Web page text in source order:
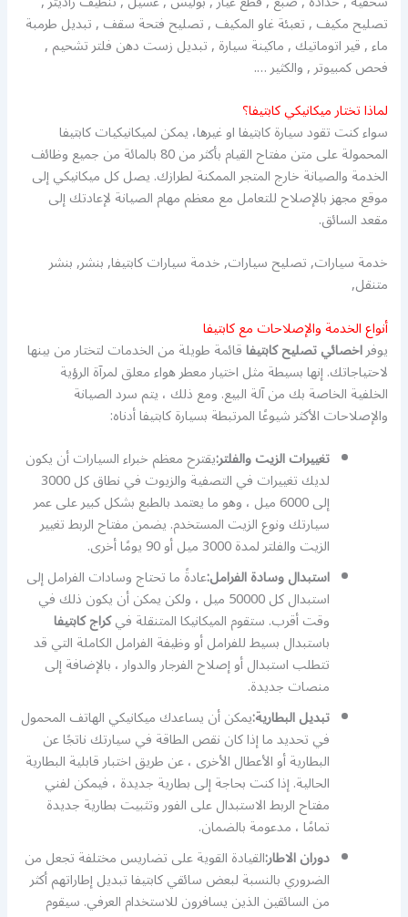
تصليح مكيف , تعبئة غاو المكيف , تصليح فتحة سقف , تبديل طرمبة
ماء , قير اتوماتيك , ماكينة سيارة , تبديل زست دهن فلتر تشحيم ,
فحص كمبيوتر , والكثير ….
لماذا تختار ميكانيكي كابتيفا؟
سواء كنت تقود سيارة كابتيفا او غيرها، يمكن لميكانيكيات كابتيفا
المحمولة على متن مفتاح القيام بأكثر من 80 بالمائة من جميع وظائف
الخدمة والصيانة خارج المتجر الممكنة لطرازك. يصل كل ميكانيكي إلى
موقع مجهز بالإصلاح للتعامل مع معظم مهام الصيانة لإعادتك إلى
مقعد السائق.
خدمة سيارات, تصليح سيارات, خدمة سيارات كابتيفا, بنشر, بنشر
متنقل,
أنواع الخدمة والإصلاحات مع كابتيفا
يوفراخصائي تصليح كابتيفاقائمة طويلة من الخدمات لتختار من بينها
لاحتياجاتك. إنها بسيطة مثل اختيار معطر هواء معلق لمرآة الرؤية
الخلفية الخاصة بك من آلة البيع. ومع ذلك ، يتم سرد الصيانة
والإصلاحات الأكثر شيوعًا المرتبطة بسيارة كابتيفا أدناه:
تغييرات الزيت والفلتر:يقترح معظم خبراء السيارات أن يكون
لديك تغييرات في التصفية والزيوت في نطاق كل 3000
إلى 6000 ميل ، وهو ما يعتمد بالطبع بشكل كبير على عمر
سيارتك ونوع الزيت المستخدم. يضمن مفتاح الربط تغيير
الزيت والفلتر لمدة 3000 ميل أو 90 يومًا أخرى.
استبدال وسادة الفرامل:عادةً ما تحتاج وسادات الفرامل إلى
استبدال كل 50000 ميل ، ولكن يمكن أن يكون ذلك في
وقت أقرب. ستقوم الميكانيكا المتنقلة فيكراج كابتيفا
باستبدال بسيط للفرامل أو وظيفة الفرامل الكاملة التي قد
تتطلب استبدال أو إصلاح الفرجار والدوار ، بالإضافة إلى
منصات جديدة.
تبديل البطارية:يمكن أن يساعدك ميكانيكي الهاتف المحمول
في تحديد ما إذا كان نقص الطاقة في سيارتك ناتجًا عن
البطارية أو الأعطال الأخرى ، عن طريق اختبار قابلية البطارية
الحالية. إذا كنت بحاجة إلى بطارية جديدة ، فيمكن لفني
مفتاح الربط الاستبدال على الفور وتثبيت بطارية جديدة
تمامًا ، مدعومة بالضمان.
دوران الاطار:القيادة القوية على تضاريس مختلفة تجعل من
الضروري بالنسبة لبعض سائقي كابتيفا تبديل إطاراتهم أكثر
من السائقين الذين يسافرون للاستخدام العرفي. سيقوم